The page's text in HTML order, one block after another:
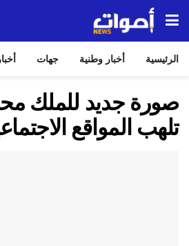
الرئيسية أخبار وطنية جهات
صورة جديد للملك
تلهب المواقع